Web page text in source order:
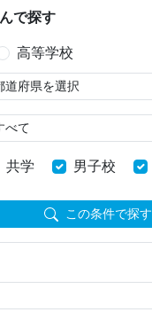
で探す
高等学校
共学 男子校
この条件で探す